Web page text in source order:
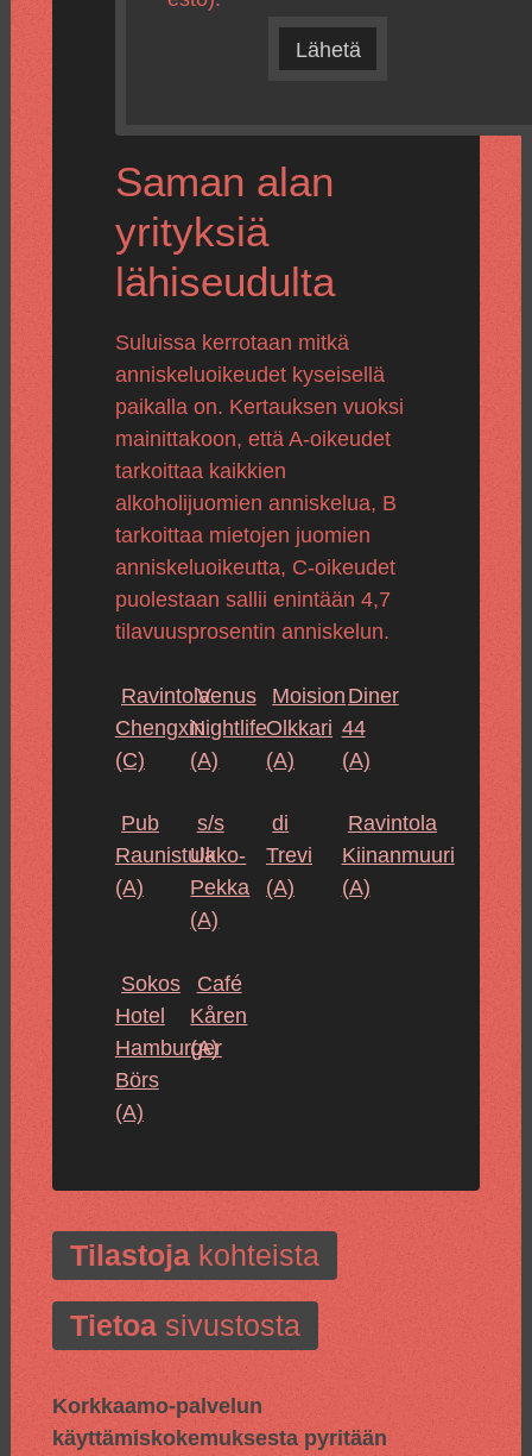
Lähetä
Saman alan
yrityksiä
lähiseudulta
Suluissa kerrotaan mitkä
anniskeluoikeudet kyseisellä
paikalla on. Kertauksen vuoksi
mainittakoon, että A-oikeudet
tarkoittaa kaikkien
alkoholijuomien anniskelua, B
tarkoittaa mietojen juomien
anniskeluoikeutta, C-oikeudet
puolestaan sallii enintään 4,7
tilavuusprosentin anniskelun.
Ravintola
Chengxin
(C)
Venus
Nightlife
(A)
Moision
Olkkari
(A)
Diner
44
(A)
Pub
Raunistula
(A)
s/s
Ukko-
Pekka
(A)
di
Trevi
(A)
Ravintola
Kiinanmuuri
(A)
Sokos
Hotel
Hamburger
Börs
(A)
Café
Kåren
(A)
Tilastojakohteista
Tietoasivustosta
Korkkaamo-palvelun
käyttämiskokemuksesta pyritään